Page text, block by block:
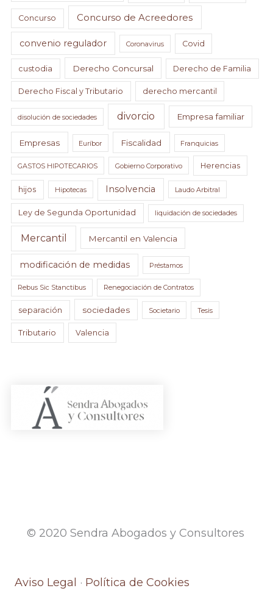
Concurso Concurso de Acreedores
convenio regulador Coronavirus Covid
custodia Derecho Concursal Derecho de Familia
Derecho Fiscal y Tributario derecho mercantil
disolución de sociedades divorcio Empresa familiar
Empresas Euríbor Fiscalidad Franquicias
GASTOS HIPOTECARIOS Gobierno Corporativo Herencias
hijos Hipotecas Insolvencia Laudo Arbitral
Ley de Segunda Oportunidad liquidación de sociedades
Mercantil Mercantil en Valencia
modificación de medidas Préstamos
Rebus Sic Stanctibus Renegociación de Contratos
separación sociedades Societario Tesis
Tributario Valencia
© 2020 Sendra Abogados y Consultores
Aviso Legal · Política de Cookies